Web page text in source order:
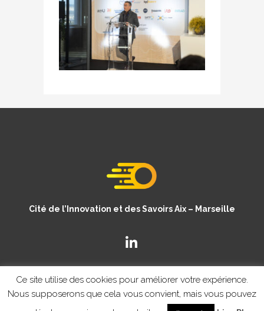
Cité de l’Innovation et des Savoirs Aix – Marseille
Ce site utilise des cookies pour améliorer votre expérience.
Nous supposerons que cela vous convient, mais vous pouvez